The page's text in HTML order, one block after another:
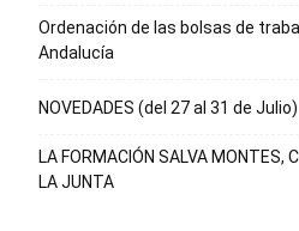
Ordenación de las bolsas de
Andalucía
NOVEDADES (del 27 al 31 de Julio)
LA FORMACIÓN SALVA MONTES,
LA JUNTA